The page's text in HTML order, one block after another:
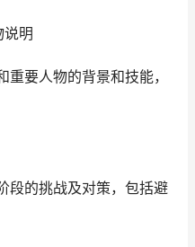
说明
要人物的背景和技能，
段的挑战及对策，包括避